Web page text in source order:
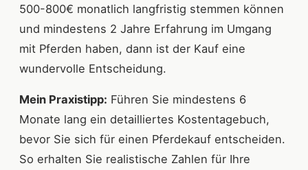
500-800€ monatlich langfristig stemmen können
und mindestens 2 Jahre Erfahrung im Umgang
mit Pferden haben, dann ist der Kauf eine
wundervolle Entscheidung.
Mein Praxistipp: Führen Sie mindestens 6
Monate lang ein detailliertes Kostentagebuch,
bevor Sie sich für einen Pferdekauf entscheiden.
So erhalten Sie realistische Zahlen für Ihre